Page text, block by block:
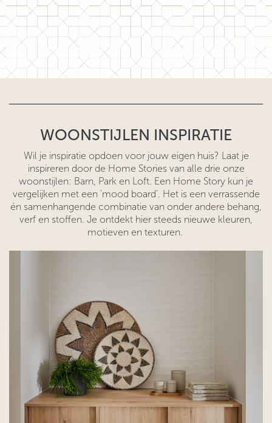
WOONSTIJLEN INSPIRATIE
Wil je inspiratie opdoen voor jouw eigen huis? Laat je
inspireren door de Home Stories van alle drie onze
woonstijlen: Barn, Park en Loft. Een Home Story kun je
vergelijken met een 'mood board'. Het is een verrassende
én samenhangende combinatie van onder andere behang,
verf en stoffen. Je ontdekt hier steeds nieuwe kleuren,
motieven en texturen.